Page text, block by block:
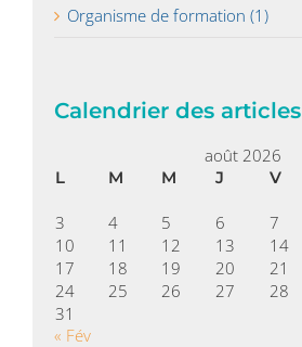
Organisme de formation (1)
Calendrier des articles
août 2026
L M M J V
3
4 5 6 7
10
11 12 13 14
17
18 19 20 21
24
25 26 27 28
31
« Fév